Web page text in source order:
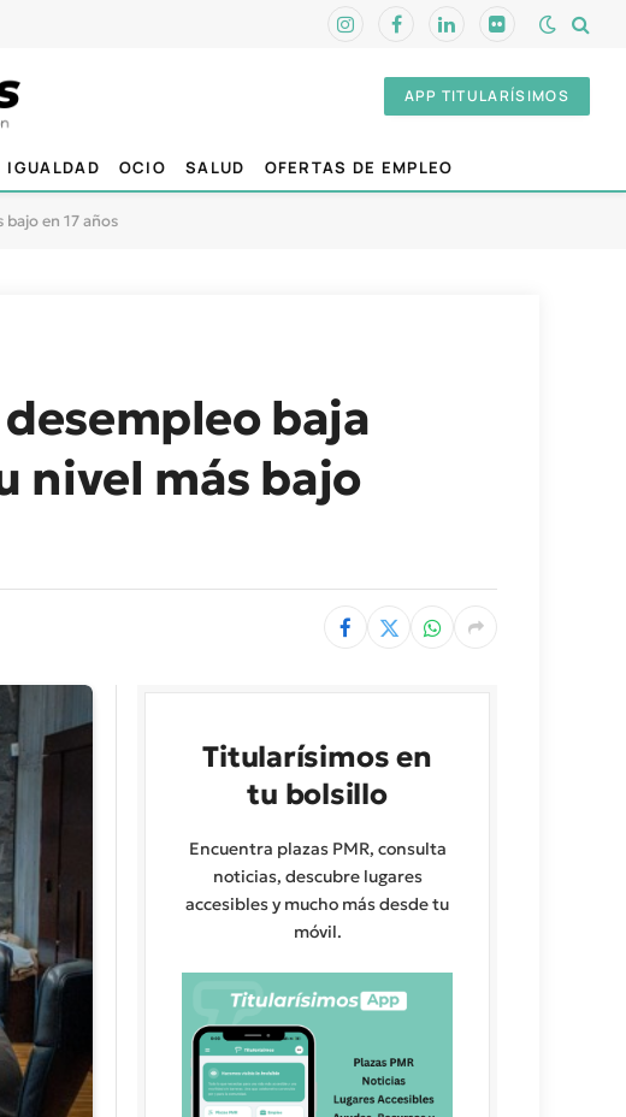
InstagramFacebookLinkedInFlickr
APP TITULARÍSIMOS
IGUALDAD OCIO SALUD OFERTAS DE EMPLEO
bajo en 17 años
baja
nivel más bajo
Titularísimos en
tu bolsillo
Encuentra plazas PMR, consulta
noticias, descubre lugares
accesibles y mucho más desde tu
móvil.